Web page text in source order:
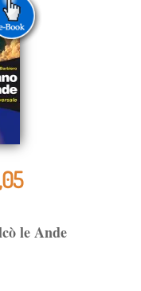
le Ande